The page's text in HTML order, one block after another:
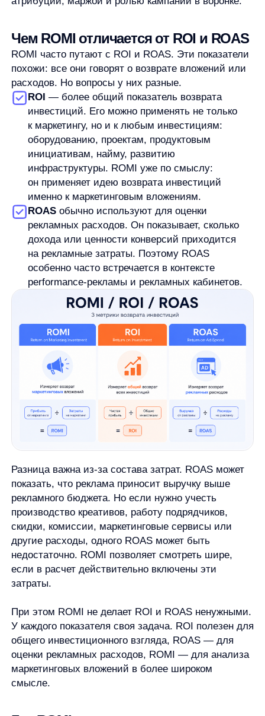
У каждого показателя своя задача. ROI полезен для
маркетинговых вложений в более широком
смысле.
Где ROMI может искажать картину
ROMI выглядит точным, потому что выражается
в процентах. Но точность числа зависит
от качества данных и методики расчета.
Первый риск— неполная атрибуция.
Покупатель может увидеть рекламу, потом
вернуться через поиск, позже получить email
и только после этого сделать заказ. Вклад
конкретного канала в такой цепочке определить
сложнее, поэтому ROMI по одному источнику
может быть завышен или занижен.
Второй риск
— длинный цикл сделки. В B2B,
дорогих товарах и сложных покупках результат
может появиться через недели или месяцы.
Если считать ROMI слишком рано, кампания
будет выглядеть слабее, чем она окажется
после закрытия сделок.
Если учитывать только рекламный бюджет
и не учитывать креативы, подрядчиков,
комиссии, скидки, инструменты и работу
команды, показатель может выглядеть лучше
Четвертый риск
— смешение выручки
и прибыли. Кампания может дать высокую
выручку, но при низкой марже итоговая
управленческих выводов важно понимать,
на какой финансовой базе построен расчет.
Пятый риск
— повторные продажи и LTV.
Канал может быть дорогим на первой покупке,
Или наоборот: первая покупка выглядит
хорошо, но повторных заказов нет. ROMI
за один короткий период не всегда показывает
эту динамику.
Поэтому ROMI лучше использовать как показатель
для разговора и проверки гипотез, а не как